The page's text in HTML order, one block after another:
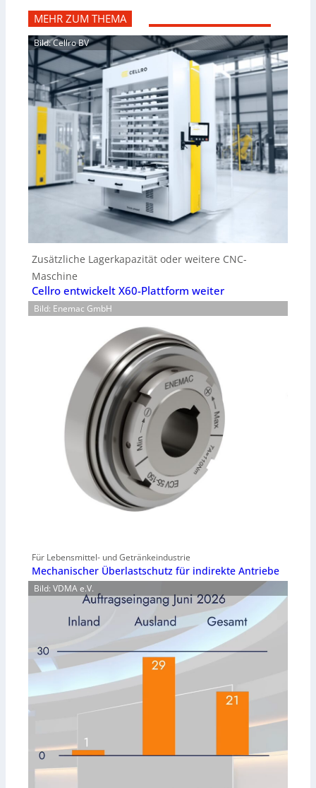
MEHR ZUM THEMA
Bild: Cellro BV
Zusätzliche Lagerkapazität oder weitere CNC-
Maschine
Cellro entwickelt X60-Plattform weiter
Bild: Enemac GmbH
Für Lebensmittel- und Getränkeindustrie
Mechanischer Überlastschutz für indirekte Antriebe
Bild: VDMA e.V.